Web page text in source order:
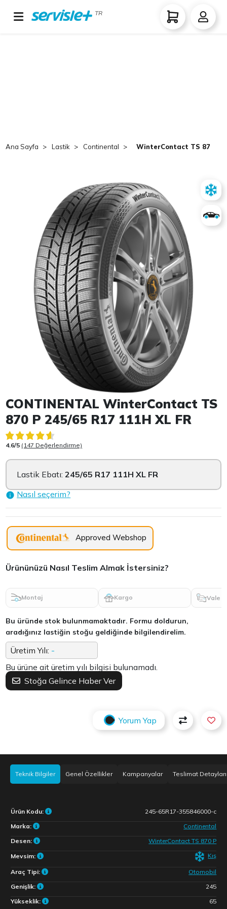
TR
Ana Sayfa Lastik Continental WinterContact TS 870 P
Item 1 of 1
CONTINENTAL WinterContact TS
870 P 245/65 R17 111H XL FR
4.6/5 (147 Değerlendirme)
Lastik Ebatı:245/65 R17 111H XL FR
Nasıl seçerim?
Approved Webshop
Ürününüzü Nasıl Teslim Almak İstersiniz?
Montaj Kargo Vale
Bu üründe stok bulunmamaktadır. Formu doldurun,
aradığınız lastiğin stoğu geldiğinde bilgilendirelim.
Üretim Yılı: -
Bu ürüne ait üretim yılı bilgisi bulunamadı.
Stoğa Gelince Haber Ver
Yorum Yap
Teknik Bilgiler Genel Özellikler Kampanyalar Teslimat Detayları
Ürün Kodu:
245-65R17-355846000-c
Marka:
Continental
Desen:
WinterContact TS 870 P
Mevsim: Kış
Araç Tipi:
Otomobil
Genişlik:
245
Yükseklik:
65